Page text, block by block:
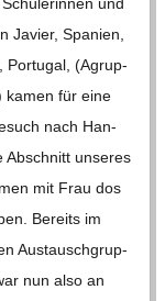
und
Javier, Spa­nien,
Por­tu­gal, (Agrup­
kamen für eine
nach Han­
Abschnitt unse­res
mit Frau dos
Bereits im
Aus­tausch­grup­
nun also an